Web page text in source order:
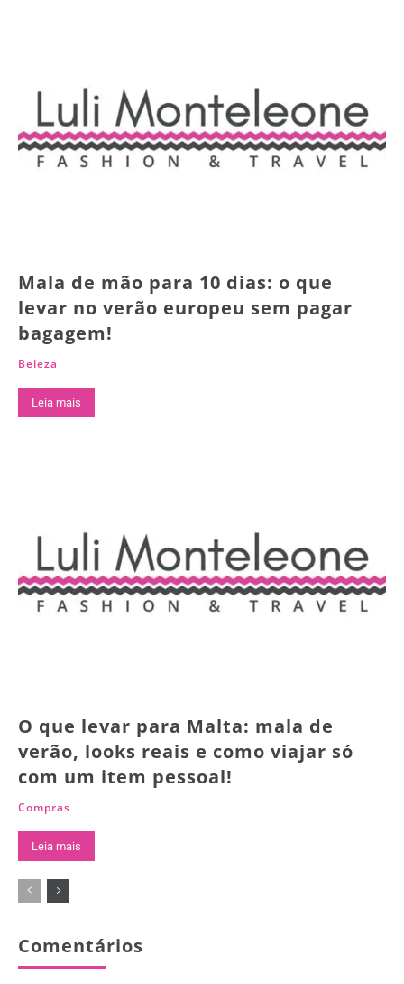
Mala de mão para 10 dias: o que
levar no verão europeu sem pagar
bagagem!
Beleza
Leia mais
O que levar para Malta: mala de
verão, looks reais e como viajar só
com um item pessoal!
Compras
Leia mais
Comentários